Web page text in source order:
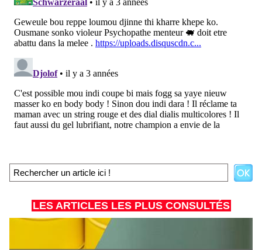
LES ARTICLES LES PLUS CONSULTÉS